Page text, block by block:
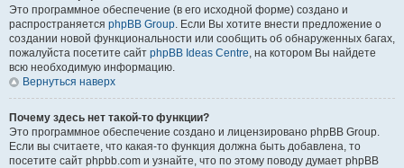
Это программное обеспечение (в его исходной форме) создано и
распространяется phpBB Group. Если Вы хотите внести предложение о
создании новой функциональности или сообщить об обнаруженных багах,
пожалуйста посетите сайт phpBB Ideas Centre, на котором Вы найдете
всю необходимую информацию.
Вернуться наверх
Почему здесь нет такой-то функции?
Это программное обеспечение создано и лицензировано phpBB Group.
Если вы считаете, что какая-то функция должна быть добавлена, то
посетите сайт phpbb.com и узнайте, что по этому поводу думает phpBB